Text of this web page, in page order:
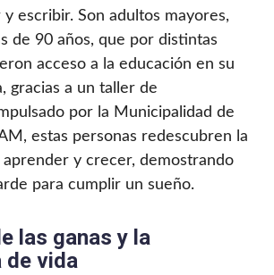
escribir. Son adultos mayores,
de 90 años, que por distintas
acceso a la educación en su
gracias a un taller de
por la Municipalidad de
estas personas redescubren la
y crecer, demostrando
para cumplir un sueño.
las ganas y la
de vida